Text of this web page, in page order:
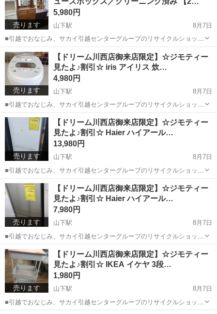
ィー出品情報、画像が複数の偽...
売ります
5,980円
山下駅
8月7日
■引越でおなじみ、サカイ引越センターグループのリサイクルショップ
【ドリーム川西店】です！ この度はご覧頂きましてありがとうご
ざいます！ ■弊社を装った偽サイトにご注意下さい！ 当店のジモ
ティー出品情報、画像が複数の...
兵庫 川西市 山下駅 収納家具 ドリーム
売ります
【ドリーム川西店御来店限定】☆ジモティー
見たよ♪割引☆ iris アイリス 炊…
4,980円
山下駅
8月7日
■引越でおなじみ、サカイ引越センターグループのリサイクルショップ
【ドリーム川西店】です！ この度はご覧頂きましてありがとうご
ざいます！ ■弊社を装った偽サイトにご注意下さい！ 当店のジモ
ティー出品情報、画像...
兵庫 川西市 山下駅 キッチン家電 MDA
売ります
【ドリーム川西店御来店限定】☆ジモティー
見たよ♪割引☆ Haier ハイアール…
13,980円
山下駅
8月7日
■引越でおなじみ、サカイ引越センターグループのリサイクルショップ
【ドリーム川西店】です！ この度はご覧頂きましてありがとうご
ざいます！ ■弊社を装った偽サイトにご注意下さい！ 当店のジモ
ティー出品情報、画像...
兵庫 川西市 山下駅 キッチン家電 IRSD
売ります
【ドリーム川西店御来店限定】☆ジモティー
見たよ♪割引☆ Haier ハイアール…
7,980円
山下駅
8月7日
■引越でおなじみ、サカイ引越センターグループのリサイクルショップ
【ドリーム川西店】です！ この度はご覧頂きましてありがとうご
ざいます！ ■弊社を装った偽サイトにご注意下さい！ 当店のジモ
ティー出品情報、画像...
兵庫 川西市 山下駅 キッチン家電 ドリーム
売ります
【ドリーム川西店御来店限定】☆ジモティー
見たよ♪割引☆ IKEA イケヤ 3段…
1,980円
山下駅
8月7日
■引越でおなじみ、サカイ引越センターグループのリサイクルショップ
【ドリーム川西店】です！ この度はご覧頂きましてありがとうご